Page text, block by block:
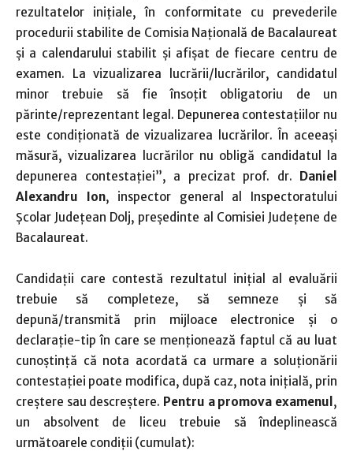
rezultatelor inițiale, în conformitate cu prevederile
procedurii stabilite de Comisia Națională de Bacalaureat
și a calendarului stabilit și afișat de fiecare centru de
examen. La vizualizarea lucrării/lucrărilor, candidatul
minor trebuie să fie însoțit obligatoriu de un
părinte/reprezentant legal. Depunerea contestațiilor nu
este condiționată de vizualizarea lucrărilor. În aceeași
măsură, vizualizarea lucrărilor nu obligă candidatul la
depunerea contestației”, a precizat prof. dr. Daniel
Alexandru Ion, inspector general al Inspectoratului
Şcolar Judeţean Dolj, preşedinte al Comisiei Judeţene de
Bacalaureat.
Candidații care contestă rezultatul inițial al evaluării
trebuie să completeze, să semneze și să
depună/transmită prin mijloace electronice și o
declarație-tip în care se menționează faptul că au luat
cunoștință că nota acordată ca urmare a soluționării
contestației poate modifica, după caz, nota inițială, prin
creștere sau descreștere. Pentru a promova examenul ,
un absolvent de liceu trebuie să îndeplinească
următoarele condiții (cumulat):